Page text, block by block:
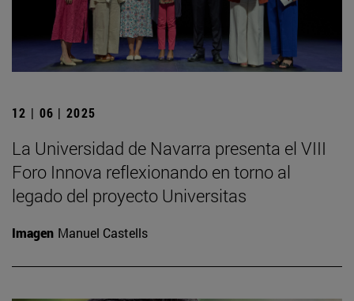
12 | 06 | 2025
La Universidad de Navarra presenta el VIII
Foro Innova reflexionando en torno al
legado del proyecto Universitas
Imagen Manuel Castells